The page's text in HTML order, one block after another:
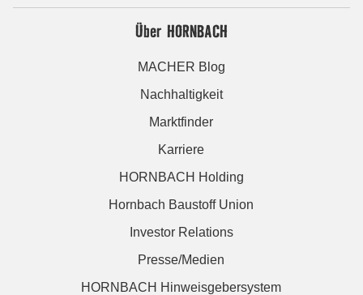
Über HORNBACH
MACHER Blog
Nachhaltigkeit
Marktfinder
Karriere
HORNBACH Holding
Hornbach Baustoff Union
Investor Relations
Presse/Medien
HORNBACH Hinweisgebersystem